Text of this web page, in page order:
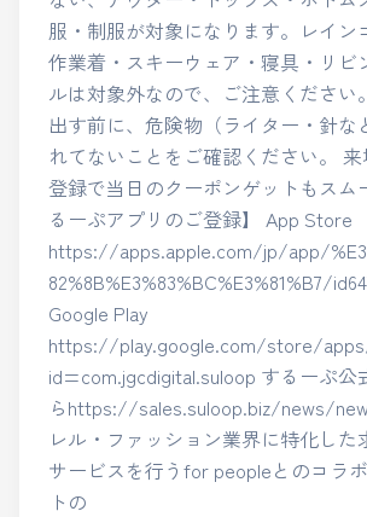
服・制服が対象になります。レイン
作業着・スキーウェア・寝具・リビ
ルは対象外なので、ご注意ください
出す前に、危険物（ライター・針な
れてないことをご確認ください。 来
登録で当日のクーポンゲットもス
るーぷアプリのご登録】 App Store
https://apps.apple.com/jp/app/
82%8B%E3%83%BC%E3%81%B7/
Google Play
https://play.google.com/store/
id=com.jgcdigital.suloop するーぷ公
らhttps://sales.suloop.biz/news/
レル・ファッション業界に特化した
サービスを行うfor peopleとのコラ
トの